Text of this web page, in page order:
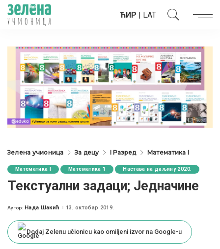
ЋИР | LAT
Зелена учионица За децу I Разред Математика I
Математика I Математика 1 Настава на даљину 2020.
Текстуални задаци; Једначине
Posted
Аутор: Нада Шакић 13. октобар 2019.
Dodaj Zelenu učionicu kao omiljeni izvor na Google-u